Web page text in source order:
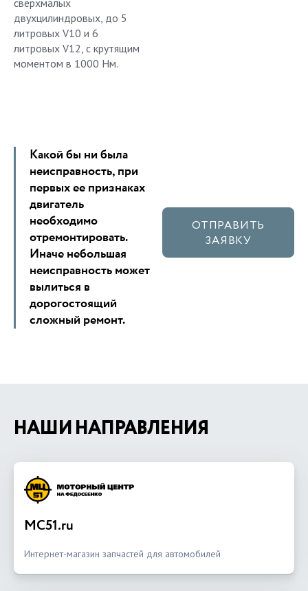
сверхмалых
двухцилиндровых, до 5
литровых V10 и 6
литровых V12, с крутящим
моментом в 1000 Нм.
Какой бы ни была
неисправность, при
первых ее признаках
двигатель
необходимо
отремонтировать.
Иначе небольшая
неисправность может
вылиться в
дорогостоящий
сложный ремонт.
ОТПРАВИТЬ
ЗАЯВКУ
НАШИ НАПРАВЛЕНИЯ
MC51.ru
Интернет-магазин запчастей для автомобилей